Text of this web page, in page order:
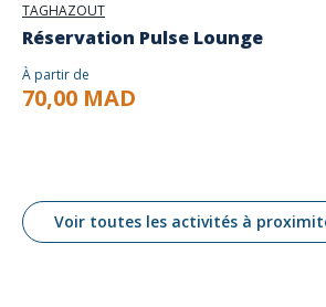
TAGHAZOUT
Réservation Pulse Lounge
À partir de
70,00 MAD
Voir toutes les activités à